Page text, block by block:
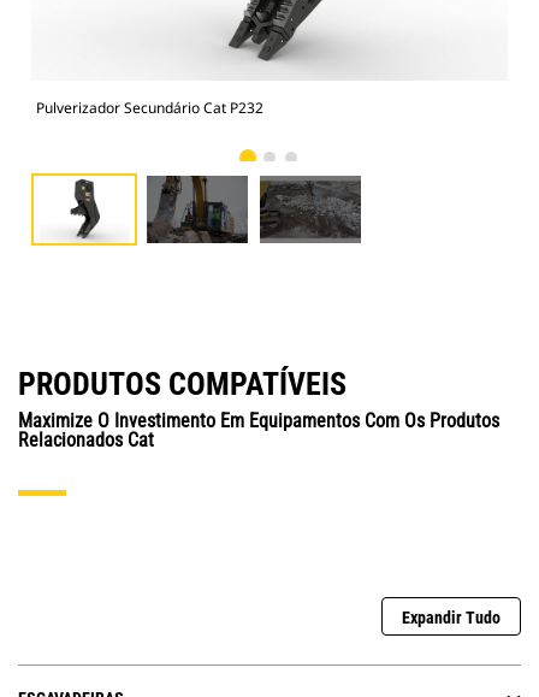
Pulverizador Secundário Cat P232
PRODUTOS COMPATÍVEIS
Maximize O Investimento Em Equipamentos Com Os Produtos
Relacionados Cat
Expandir Tudo